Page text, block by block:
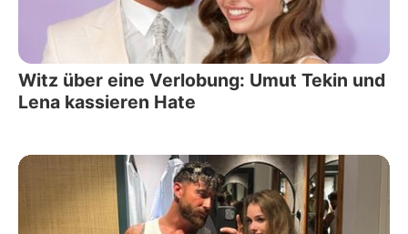
Witz über eine Verlobung: Umut Tekin und
Lena kassieren Hate